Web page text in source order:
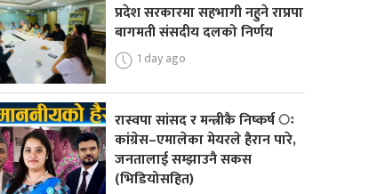
प्रदेश सरकारमा सहभागी नहुने राप्रपा
बागमती संसदीय दलको निर्णय
1 day ago
रास्वपा सांसद र मन्त्रीकै निष्कर्ष ः
कांग्रेस–एमालेका मेयरले हैरान पारे,
जनतालाई सम्झाउनै सकस
(भिडियोसहित)